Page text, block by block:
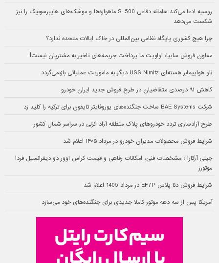
روسیه ادعا می‌کند سامانه دفاعی S-500 ماهواره‌ها و موشک‌های هایپرسونیک را نیز
شکست می‌دهد
چرا هیچ کشوری پایگاه نظامی بین‌المللی در خاک ایالات متحده ندارد؟
معاون فروش سایپا: اولویت ما پرداخت جریمه‌های تاخیر به مشتریان نیست!
ناو هواپیمابر هسته‌ای USS Nimitz دیگر به ماموریت عملیاتی بازنمی‌گردد
کاهش ۹۱ درصدی متقاضیان در طرح فروش جدید ایران خودرو
شرکت BAE Systems ساخت جنگنده‌های یوروفایتر تایفون برای ترکیه را کلید زد
طرح آزادسازی تردد خودروهای پلاک منطقه آزاد انزلی در سراسر شمال کشور
شرایط فروش محصولات مدیران خودرو در مرداد ۱۴۰۵ اعلام شد
جیلی آزکارا ؛ مشخصات فنی، امکانات رفاهی و قیمت کراس اوور دو دیفرانسیل فردا
موتورز
شرایط فروش دنا پلاس EF7P در مرداد 1405 اعلام شد
آمریکا پس از سه دهه موتور کاملا جدیدی برای جنگنده‌های خود می‌سازد